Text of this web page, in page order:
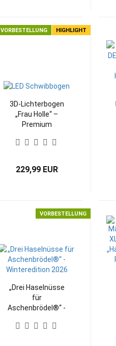
VORBESTELLUNG HIGHLIGHT
3D‑Lichterbogen
„Frau Holle“ –
Premium
229,99 EUR
VORBESTELLUNG
„Drei Haselnüsse
für
Aschenbrödel®“ -
2026